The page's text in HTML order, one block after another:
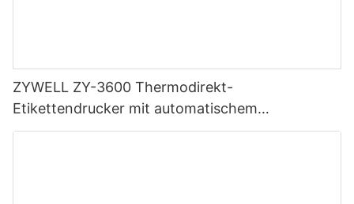
ZYWELL ZY-3600 Thermodirekt-
Etikettendrucker mit automatischem
Schneidemechanismus